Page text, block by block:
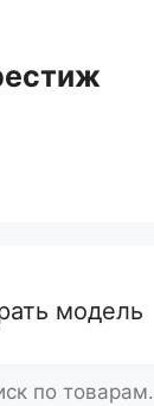
модель